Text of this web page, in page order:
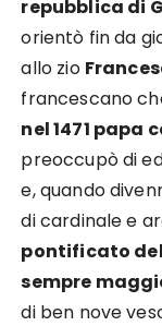
repubblica di
orientò fin da
allo zio
francescano
nel 1471 papa
preoccupò di
e, quando
di cardinale e
pontificato
sempre
di ben nove